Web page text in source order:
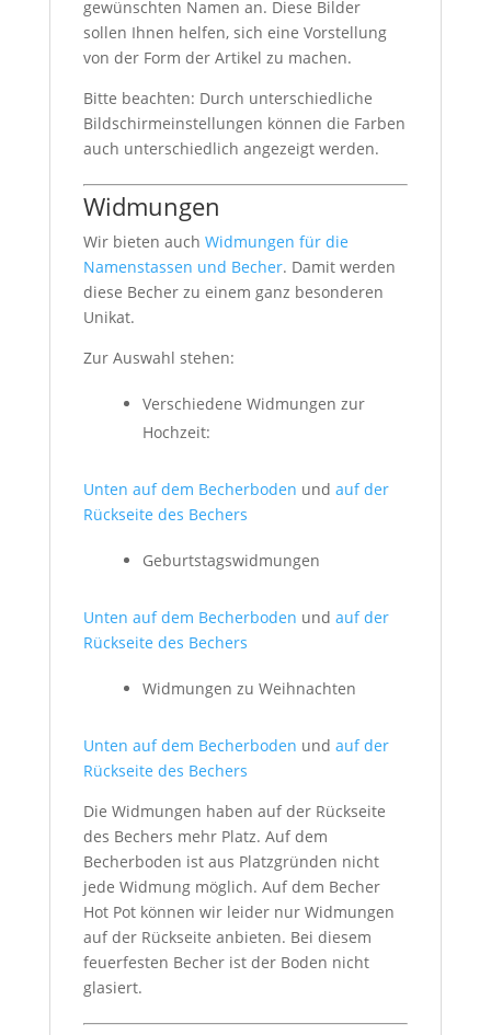
gewünschten Namen an. Diese Bilder
sollen Ihnen helfen, sich eine Vorstellung
von der Form der Artikel zu machen.
Bitte beachten: Durch unterschiedliche
Bildschirmeinstellungen können die Farben
auch unterschiedlich angezeigt werden.
Widmungen
Wir bieten auch Widmungen für die
Namenstassen und Becher. Damit werden
diese Becher zu einem ganz besonderen
Unikat.
Zur Auswahl stehen:
Verschiedene Widmungen zur
Hochzeit:
Unten auf dem Becherboden und auf der
Rückseite des Bechers
Geburtstagswidmungen
Unten auf dem Becherboden und auf der
Rückseite des Bechers
Widmungen zu Weihnachten
Unten auf dem Becherboden und auf der
Rückseite des Bechers
Die Widmungen haben auf der Rückseite
des Bechers mehr Platz. Auf dem
Becherboden ist aus Platzgründen nicht
jede Widmung möglich. Auf dem Becher
Hot Pot können wir leider nur Widmungen
auf der Rückseite anbieten. Bei diesem
feuerfesten Becher ist der Boden nicht
glasiert.